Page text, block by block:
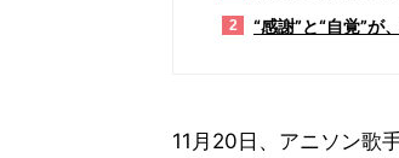
2 “感謝”と“自覚”が
11月20日、アニソン歌